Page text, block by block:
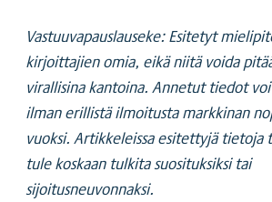
Vastuuvapauslauseke: Esitetyt
kirjoittajien omia, eikä niitä voida
virallisina kantoina. Annetut tiedot
ilman erillistä ilmoitusta markkinan
vuoksi. Artikkeleissa esitettyjä tietoja
tule koskaan tulkita suosituksiksi tai
sijoitusneuvonnaksi.